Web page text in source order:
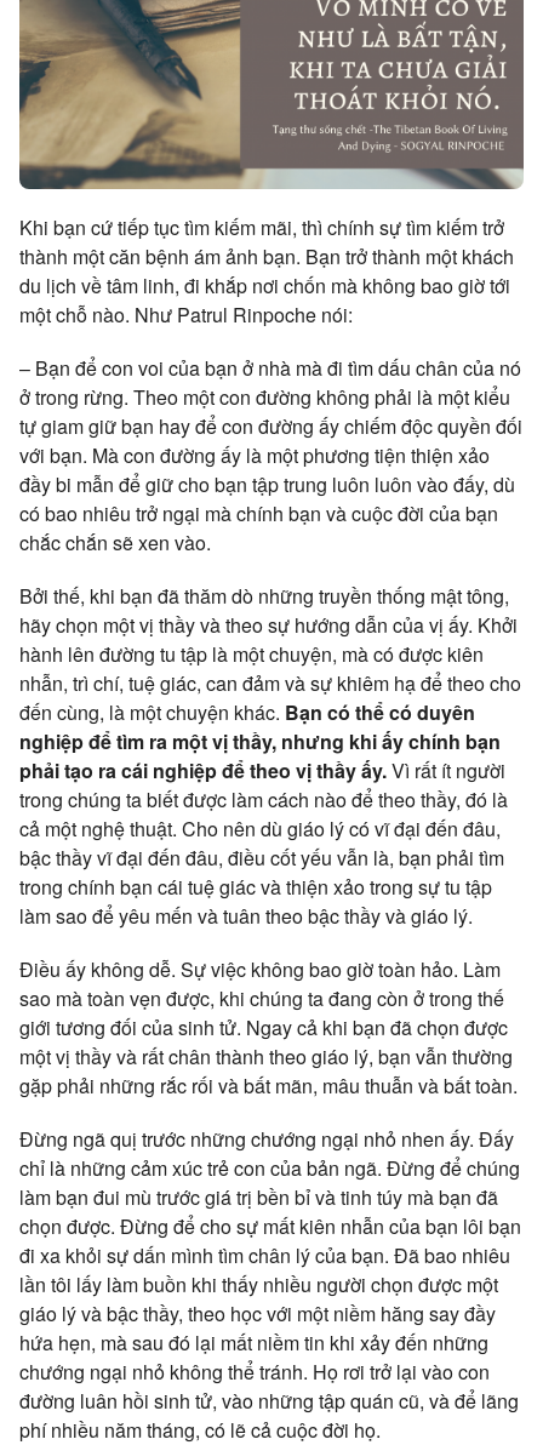
Khi bạn cứ tiếp tục tìm kiếm mãi, thì chính sự tìm kiếm trở
thành một căn bệnh ám ảnh bạn. Bạn trở thành một khách
du lịch về tâm linh, đi khắp nơi chốn mà không bao giờ tới
một chỗ nào. Như Patrul Rinpoche nói:
– Bạn để con voi của bạn ở nhà mà đi tìm dấu chân của nó
ở trong rừng. Theo một con đường không phải là một kiểu
tự giam giữ bạn hay để con đường ấy chiếm độc quyền đối
với bạn. Mà con đường ấy là một phương tiện thiện xảo
đầy bi mẫn để giữ cho bạn tập trung luôn luôn vào đấy, dù
có bao nhiêu trở ngại mà chính bạn và cuộc đời của bạn
chắc chắn sẽ xen vào.
Bởi thế, khi bạn đã thăm dò những truyền thống mật tông,
hãy chọn một vị thầy và theo sự hướng dẫn của vị ấy. Khởi
hành lên đường tu tập là một chuyện, mà có được kiên
nhẫn, trì chí, tuệ giác, can đảm và sự khiêm hạ để theo cho
đến cùng, là một chuyện khác. Bạn có thể có duyên
nghiệp để tìm ra một vị thầy, nhưng khi ấy chính bạn
phải tạo ra cái nghiệp để theo vị thầy ấy.Vì rất ít người
trong chúng ta biết được làm cách nào để theo thầy, đó là
cả một nghệ thuật. Cho nên dù giáo lý có vĩ đại đến đâu,
bậc thầy vĩ đại đến đâu, điều cốt yếu vẫn là, bạn phải tìm
trong chính bạn cái tuệ giác và thiện xảo trong sự tu tập
làm sao để yêu mến và tuân theo bậc thầy và giáo lý.
Điều ấy không dễ. Sự việc không bao giờ toàn hảo. Làm
sao mà toàn vẹn được, khi chúng ta đang còn ở trong thế
giới tương đối của sinh tử. Ngay cả khi bạn đã chọn được
một vị thầy và rất chân thành theo giáo lý, bạn vẫn thường
gặp phải những rắc rối và bất mãn, mâu thuẫn và bất toàn.
Đừng ngã quị trước những chướng ngại nhỏ nhen ấy. Đấy
chỉ là những cảm xúc trẻ con của bản ngã. Đừng để chúng
làm bạn đui mù trước giá trị bền bỉ và tinh túy mà bạn đã
chọn được. Đừng để cho sự mất kiên nhẫn của bạn lôi bạn
đi xa khỏi sự dấn mình tìm chân lý của bạn. Đã bao nhiêu
lần tôi lấy làm buồn khi thấy nhiều người chọn được một
giáo lý và bậc thầy, theo học với một niềm hăng say đầy
hứa hẹn, mà sau đó lại mất niềm tin khi xảy đến những
chướng ngại nhỏ không thể tránh. Họ rơi trở lại vào con
đường luân hồi sinh tử, vào những tập quán cũ, và để lãng
phí nhiều năm tháng, có lẽ cả cuộc đời họ.